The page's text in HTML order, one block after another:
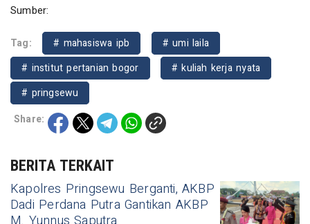
Sumber:
Tag: # mahasiswa ipb
# umi laila
# institut pertanian bogor
# kuliah kerja nyata
# pringsewu
Share:
BERITA TERKAIT
Kapolres Pringsewu Berganti, AKBP
Dadi Perdana Putra Gantikan AKBP